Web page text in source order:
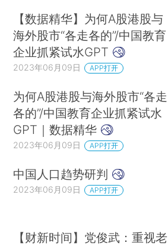
【数据精华】为何A股港股与
海外股市“各走各的”/中国教育
企业抓紧试水GPT
2023年06月09日 APP打开
为何A股港股与海外股市“各走
各的”/中国教育企业抓紧试水
GPT｜数据精华
2023年06月09日 APP打开
中国人口趋势研判
2023年06月09日 APP打开
【财新时间】党俊武：重视老